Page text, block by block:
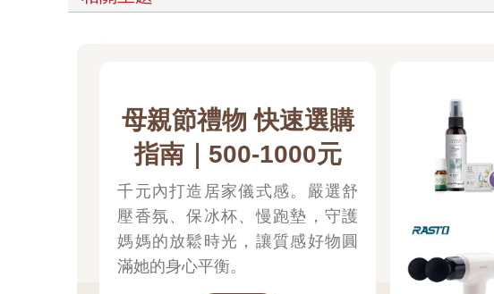
母親節禮物 快速選購
指南｜500-1000元
千元內打造居家儀式感。嚴選舒
壓香氛、保冰杯、慢跑墊，守護
媽媽的放鬆時光，讓質感好物圓
滿她的身心平衡。